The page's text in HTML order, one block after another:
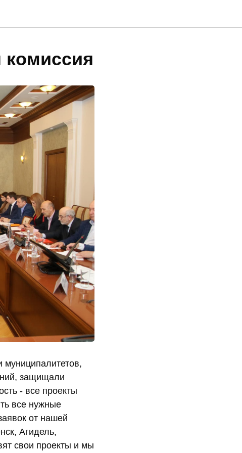
защищали
- все проекты
все нужные
от нашей
Агидель,
свои проекты и мы